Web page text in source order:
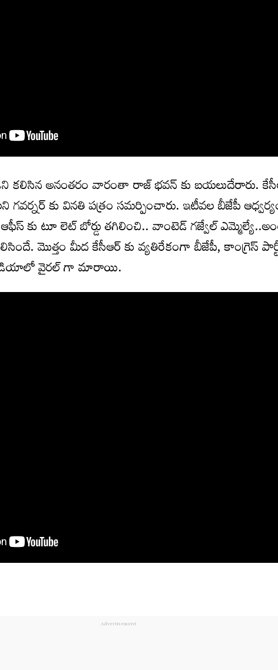
కలిసిన అనంతరం వారంతా రాజ్ భవన్ కు బయలుదేరారు.
గవర్నర్ కు వినతి పత్రం సమర్పించారు. ఇటీవల బీజేపీ
కు టూ లెట్ బోర్డు తగిలించి.. వాంటెడ్ గజ్వేల్
మొత్తం మీద కేసీఆర్ కు వ్యతిరేకంగా బీజేపీ, కాంగ్రెస్
వైరల్ గా మారాయి.